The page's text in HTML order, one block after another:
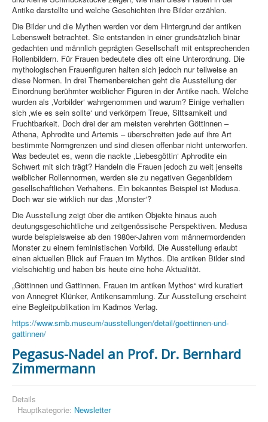
Antike darstellte und welche Geschichten ihre Bilder erzählen.
Die Bilder und die Mythen werden vor dem Hintergrund der antiken
Lebenswelt betrachtet. Sie entstanden in einer grundsätzlich binär
gedachten und männlich geprägten Gesellschaft mit entsprechenden
Rollenbildern. Für Frauen bedeutete dies oft eine Unterordnung. Die
mythologischen Frauenfiguren halten sich jedoch nur teilweise an
diese Normen. In drei Themenbereichen geht die Ausstellung der
Einordnung berühmter weiblicher Figuren in der Antike nach. Welche
wurden als ‚Vorbilder‘ wahrgenommen und warum? Einige verhalten
sich ‚wie es sein sollte‘ und verkörpern Treue, Sittsamkeit und
Fruchtbarkeit. Doch drei der am meisten verehrten Göttinnen –
Athena, Aphrodite und Artemis – überschreiten jede auf ihre Art
bestimmte Normgrenzen und sind diesen offenbar nicht unterworfen.
Was bedeutet es, wenn die nackte ‚Liebesgöttin‘ Aphrodite ein
Schwert mit sich trägt? Handeln die Frauen jedoch zu weit jenseits
weiblicher Rollennormen, werden sie zu negativen Gegenbildern
gesellschaftlichen Verhaltens. Ein bekanntes Beispiel ist Medusa.
Doch war sie wirklich nur das ‚Monster‘?
Die Ausstellung zeigt über die antiken Objekte hinaus auch
deutungsgeschichtliche und zeitgenössische Perspektiven. Medusa
wurde beispielsweise ab den 1980er-Jahren vom männermordenden
Monster zu einem feministischen Vorbild. Die Ausstellung erlaubt
einen aktuellen Blick auf Frauen im Mythos. Die antiken Bilder sind
vielschichtig und haben bis heute eine hohe Aktualität.
„Göttinnen und Gattinnen. Frauen im antiken Mythos“ wird kuratiert
von Annegret Klünker, Antikensammlung. Zur Ausstellung erscheint
eine Begleitpublikation im Kadmos Verlag.
https://www.smb.museum/ausstellungen/detail/goettinnen-und-
gattinnen/
Pegasus-Nadel an Prof. Dr. Bernhard
Zimmermann
Details
Hauptkategorie: Newsletter